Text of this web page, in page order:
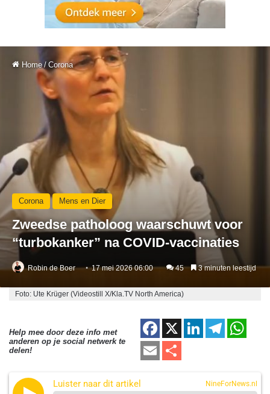
Home / Corona
Corona Mens en Dier
Zweedse patholoog waarschuwt voor
“turbokanker” na COVID-vaccinaties
Robin de Boer 17 mei 2026 06:00 45 3 minuten leestijd
Foto: Ute Krüger (Videostill X/Kla.TV North America)
Help mee door deze info met
anderen op je social netwerk te
delen!
F
a
c
e
X
Li
e
T
grs
E
aile
Luister naar dit artikel NineForNews.nl